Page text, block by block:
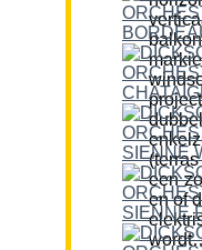
een
en of